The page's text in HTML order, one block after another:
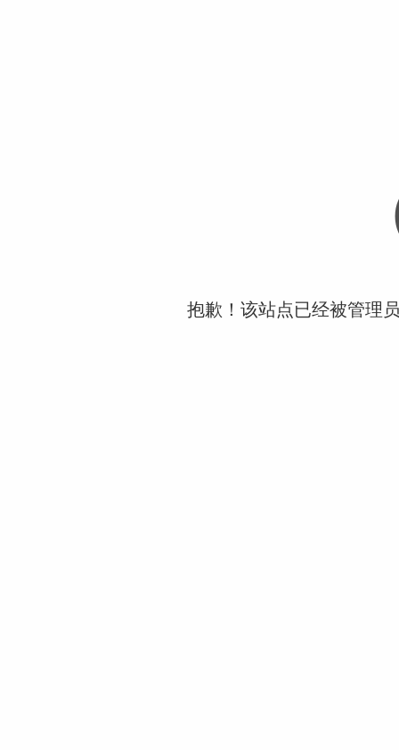
抱歉！该站点已经被管理